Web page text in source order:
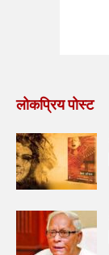
लोकप्रिय पोस्ट